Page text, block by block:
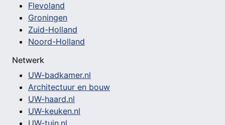
Flevoland
Groningen
Zuid-Holland
Noord-Holland
Netwerk
UW-badkamer.nl
Architectuur en bouw
UW-haard.nl
UW-keuken.nl